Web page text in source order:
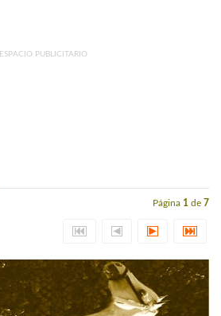
ESPACIO PUBLICITARIO
Página 1 de 7